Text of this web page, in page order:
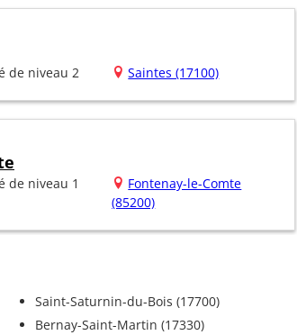
de niveau 2 Saintes (17100)
de niveau 1
Fontenay-le-Comte
(85200)
Saint-Saturnin-du-Bois (17700)
Bernay-Saint-Martin (17330)